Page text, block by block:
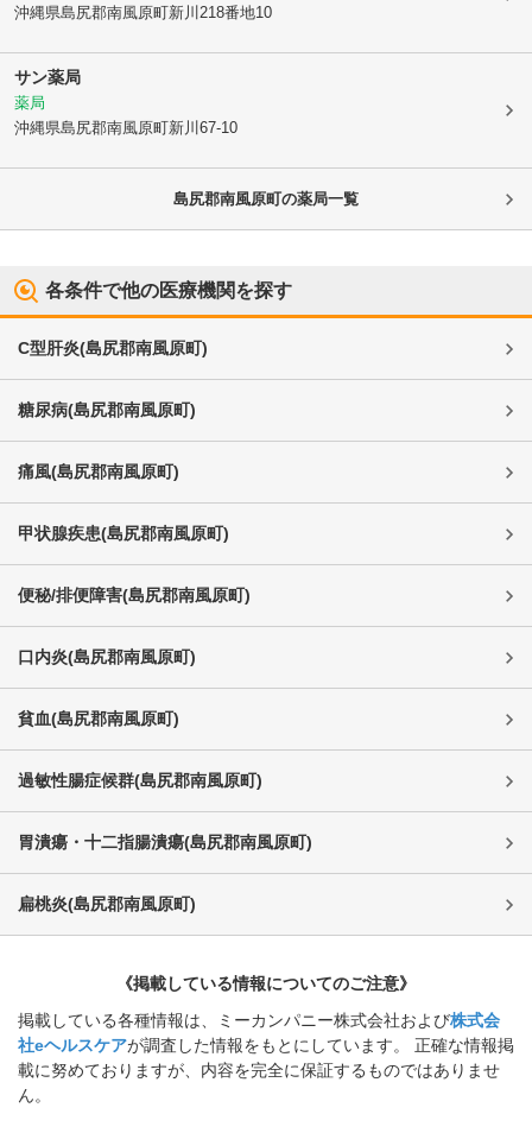
沖縄県島尻郡南風原町新川218番地10
サン薬局
薬局
沖縄県島尻郡南風原町新川67-10
島尻郡南風原町の薬局一覧
各条件で他の医療機関を探す
C型肝炎(島尻郡南風原町)
糖尿病(島尻郡南風原町)
痛風(島尻郡南風原町)
甲状腺疾患(島尻郡南風原町)
便秘/排便障害(島尻郡南風原町)
口内炎(島尻郡南風原町)
貧血(島尻郡南風原町)
過敏性腸症候群(島尻郡南風原町)
胃潰瘍・十二指腸潰瘍(島尻郡南風原町)
扁桃炎(島尻郡南風原町)
《掲載している情報についてのご注意》
掲載している各種情報は、ミーカンパニー株式会社および株式会
社eヘルスケアが調査した情報をもとにしています。 正確な情報掲
載に努めておりますが、内容を完全に保証するものではありませ
ん。